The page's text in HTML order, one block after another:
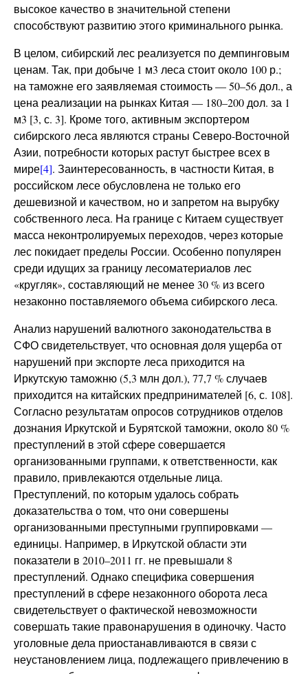
высокое качество в значительной степени
способствуют развитию этого криминального рынка.
В целом, сибирский лес реализуется по демпинговым
ценам. Так, при добыче 1 м3 леса стоит около 100 р.;
на таможне его заявляемая стоимость — 50–56 дол., а
цена реализации на рынках Китая — 180–200 дол. за 1
м3 [3, с. 3]. Кроме того, активным экспортером
сибирского леса являются страны Северо-Восточной
Азии, потребности которых растут быстрее всех в
мире[4]. Заинтересованность, в частности Китая, в
российском лесе обусловлена не только его
дешевизной и качеством, но и запретом на вырубку
собственного леса. На границе с Китаем существует
масса неконтролируемых переходов, через которые
лес покидает пределы России. Особенно популярен
среди идущих за границу лесоматериалов лес
«кругляк», составляющий не менее 30 % из всего
незаконно поставляемого объема сибирского леса.
Анализ нарушений валютного законодательства в
СФО свидетельствует, что основная доля ущерба от
нарушений при экспорте леса приходится на
Иркутскую таможню (5,3 млн дол.), 77,7 % случаев
приходится на китайских предпринимателей [6, с. 108].
Согласно результатам опросов сотрудников отделов
дознания Иркутской и Бурятской таможни, около 80 %
преступлений в этой сфере совершается
организованными группами, к ответственности, как
правило, привлекаются отдельные лица.
Преступлений, по которым удалось собрать
доказательства о том, что они совершены
организованными преступными группировками —
единицы. Например, в Иркутской области эти
показатели в 2010–2011 гг. не превышали 8
преступлений. Однако специфика совершения
преступлений в сфере незаконного оборота леса
свидетельствует о фактической невозможности
совершать такие правонарушения в одиночку. Часто
уголовные дела приостанавливаются в связи с
неустановлением лица, подлежащего привлечению в